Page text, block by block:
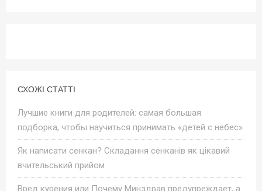
СХОЖІ СТАТТІ
Лучшие книги для родителей: самая большая
подборка, чтобы научиться принимать «детей с небес»
Як написати сенкан? Складання сенканів як цікавий
вчительський прийом
Вред курения или Почему Минздрав предупреждает, а